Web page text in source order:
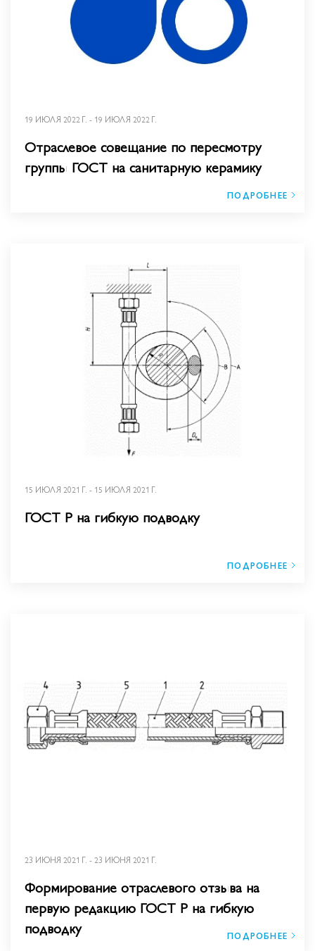
19 ИЮЛЯ 2022 Г. - 19 ИЮЛЯ 2022 Г.
Отраслевое совещание по пересмотру
группы ГОСТ на санитарную керамику
ПОДРОБНЕЕ
15 ИЮЛЯ 2021 Г. - 15 ИЮЛЯ 2021 Г.
ГОСТ Р на гибкую подводку
ПОДРОБНЕЕ
23 ИЮНЯ 2021 Г. - 23 ИЮНЯ 2021 Г.
Формирование отраслевого отзыва на
первую редакцию ГОСТ Р на гибкую
подводку
ПОДРОБНЕЕ